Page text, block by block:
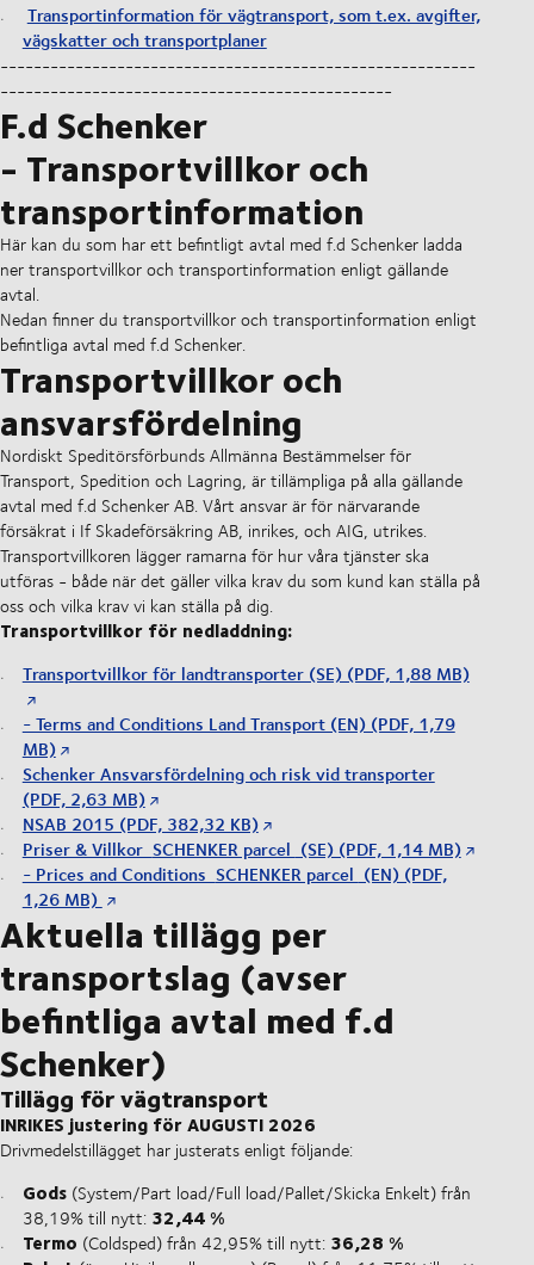
Transportinformation för vägtransport, som t.ex. avgifter,
vägskatter och transportplaner
---------------------------------------------------------
-----------------------------------------------
F.d Schenker
- Transportvillkor och
transportinformation
Här kan du som har ett befintligt avtal med f.d Schenker ladda
ner transportvillkor och transportinformation enligt gällande
avtal.
Nedan finner du transportvillkor och transportinformation enligt
befintliga avtal med f.d Schenker.
Transportvillkor och
ansvarsfördelning
Nordiskt Speditörsförbunds Allmänna Bestämmelser för
Transport, Spedition och Lagring, är tillämpliga på alla gällande
avtal med f.d Schenker AB. Vårt ansvar är för närvarande
försäkrat i If Skadeförsäkring AB, inrikes, och AIG, utrikes.
Transportvillkoren lägger ramarna för hur våra tjänster ska
utföras - både när det gäller vilka krav du som kund kan ställa på
oss och vilka krav vi kan ställa på dig.
Transportvillkor för nedladdning:
Transportvillkor för landtransporter (SE) (PDF, 1,88 MB)
- Terms and Conditions Land Transport (EN) (PDF, 1,79
MB)
Schenker Ansvarsfördelning och risk vid transporter
(PDF, 2,63 MB)
NSAB 2015 (PDF, 382,32 KB)
Priser & Villkor SCHENKER parcel (SE) (PDF, 1,14 MB)
- Prices and Conditions SCHENKER parcel (EN) (PDF,
1,26 MB)
Aktuella tillägg per
transportslag (avser
befintliga avtal med f.d
Schenker)
Tillägg för vägtransport
INRIKES justering för AUGUSTI 2026
Drivmedelstillägget har justerats enligt följande:
Gods(System/Part load/Full load/Pallet/Skicka Enkelt) från
38,19% till nytt: 32,44 %
Termo (Coldsped) från 42,95% till nytt: 36,28 %